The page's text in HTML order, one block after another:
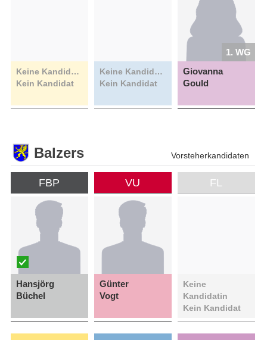
Keine Kandidatin
Kein Kandidat
Keine Kandidatin
Kein Kandidat
1. WG
Giovanna
Gould
Balzers Vorsteherkandidaten
FBP
Hansjörg
Büchel
VU
Günter
Vogt
FL
Keine
Kandidatin
Kein Kandidat